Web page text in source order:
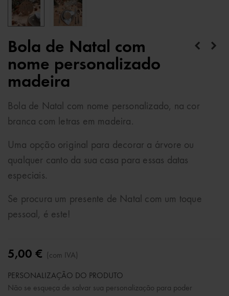
Bola de Natal com
nome personalizado
madeira
Bola de Natal com nome personalizado, na cor
branca com letras em madeira.
Uma opção original para decorar a árvore ou
qualquer canto da sua casa para essas datas
especiais.
Se procura um presente de Natal com um toque
pessoal, é este!
5,00 € (com IVA)
PERSONALIZAÇÃO DO PRODUTO
Não se esqueça de salvar sua personalização para poder